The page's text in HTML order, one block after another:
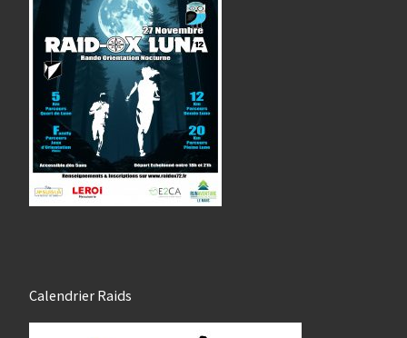
Calendrier Raids